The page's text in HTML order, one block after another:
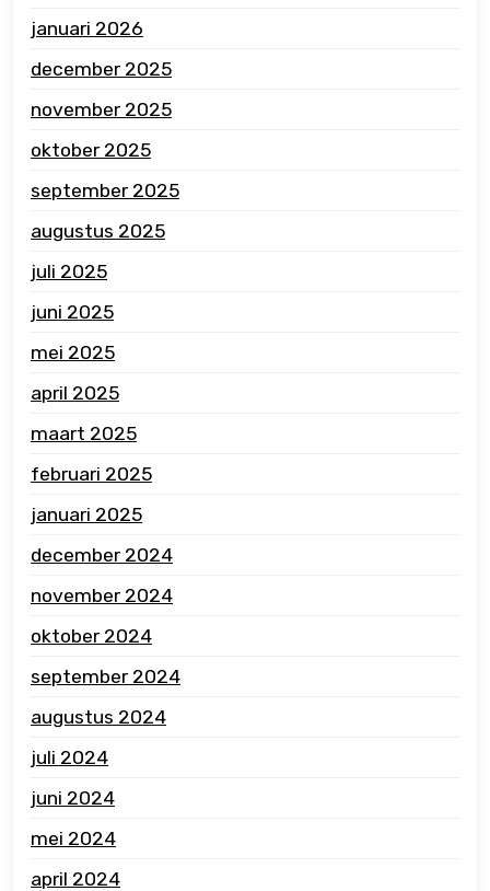
januari 2026
december 2025
november 2025
oktober 2025
september 2025
augustus 2025
juli 2025
juni 2025
mei 2025
april 2025
maart 2025
februari 2025
januari 2025
december 2024
november 2024
oktober 2024
september 2024
augustus 2024
juli 2024
juni 2024
mei 2024
april 2024